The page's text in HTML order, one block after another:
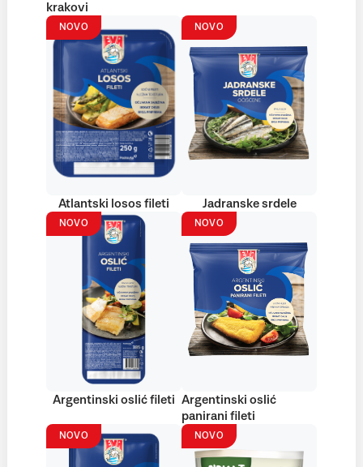
krakovi
NOVO
Atlantski losos fileti
NOVO
Jadranske srdele
NOVO
Argentinski oslić fileti
NOVO
Argentinski oslić
panirani fileti
NOVO NOVO